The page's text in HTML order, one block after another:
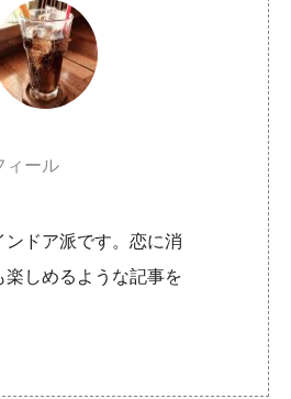
ィール
ンドア派です。恋に消
楽しめるような記事を